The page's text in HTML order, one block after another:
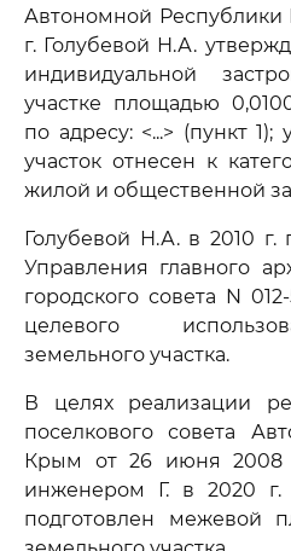
Автономной
г. Голубевой Н.А.
индивидуальной
участке площадью
по адресу: <...> (пункт
участок отнесен к
жилой и общественной
Голубевой Н.А. в 2010 г.
Управления главного
городского совета N
целевого
земельного участка.
В целях реализации
поселкового совета
Крым от 26 июня 2008
инженером Г. в 2020 г.
подготовлен межевой